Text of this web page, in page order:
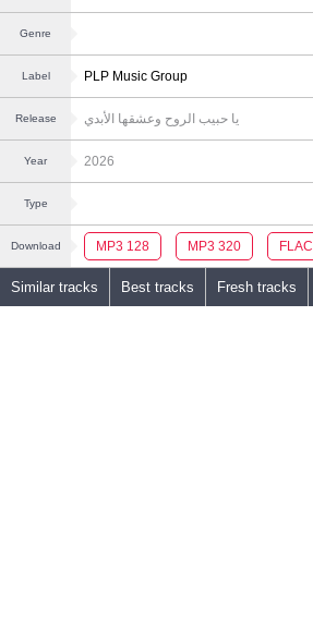
Genre
Label PLP Music Group
Release يا حبيب الروح وعشقها الأبدي
Year 2026
Type
Download MP3 128 MP3 320 FLAC
Similar tracks Best tracks Fresh tracks